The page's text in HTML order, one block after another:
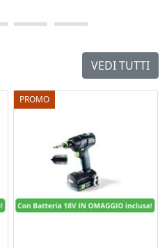
VEDI TUTTI
PROMO